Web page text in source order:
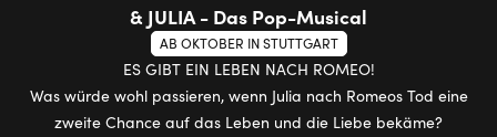
& JULIA - Das Pop-Musical
AB OKTOBER IN STUTTGART
ES GIBT EIN LEBEN NACH ROMEO!
Was würde wohl passieren, wenn Julia nach Romeos Tod eine
zweite Chance auf das Leben und die Liebe bekäme?